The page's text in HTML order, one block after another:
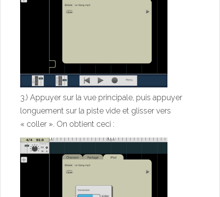
3.) Appuyer sur la vue principale, puis appuyer
longuement sur la piste vide et glisser vers
« coller ». On obtient ceci :